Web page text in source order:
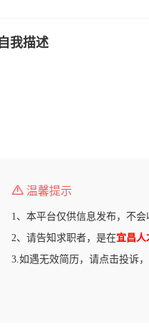
自我描述
温馨提示
1、本平台仅供信息发布，不
2、请告知求职者，是在宜昌人
3.如遇无效简历，请点击投诉